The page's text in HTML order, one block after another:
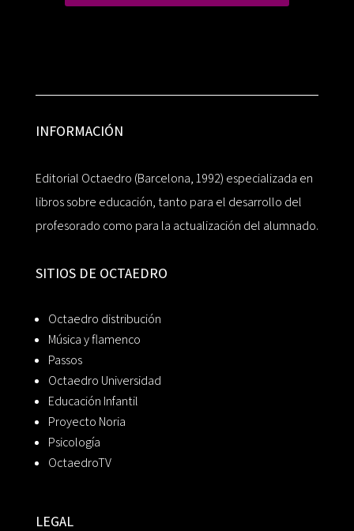
INFORMACIÓN
Editorial Octaedro (Barcelona, 1992) especializada en
libros sobre educación, tanto para el desarrollo del
profesorado como para la actualización del alumnado.
SITIOS DE OCTAEDRO
Octaedro distribución
Música y flamenco
Passos
Octaedro Universidad
Educación Infantil
Proyecto Noria
Psicología
OctaedroTV
LEGAL